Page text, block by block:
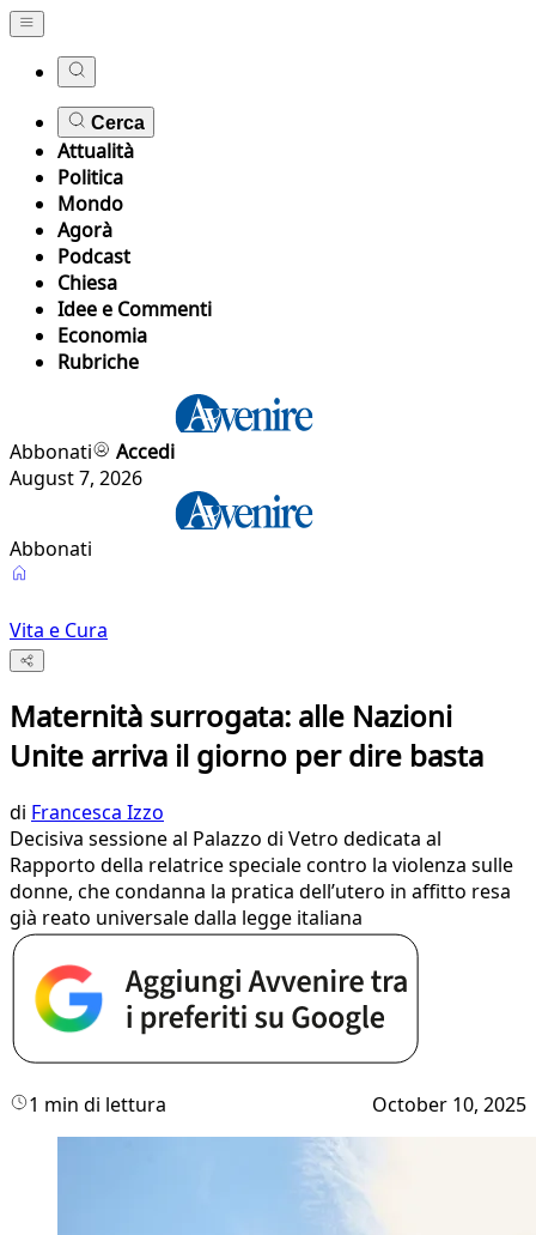
Cerca
Attualità
Politica
Mondo
Agorà
Podcast
Chiesa
Idee e Commenti
Economia
Rubriche
Abbonati
Accedi
August 7, 2026
Abbonati
Vita e Cura
Maternità surrogata: alle Nazioni
Unite arriva il giorno per dire basta
di Francesca Izzo
Decisiva sessione al Palazzo di Vetro dedicata al
Rapporto della relatrice speciale contro la violenza sulle
donne, che condanna la pratica dell’utero in affitto resa
già reato universale dalla legge italiana
1 min di lettura October 10, 2025